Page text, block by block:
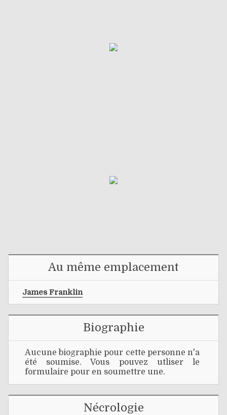
Au même emplacement
James Franklin
Biographie
Aucune biographie pour cette personne n'a
été soumise. Vous pouvez utliser le
formulaire pour en soumettre une.
Nécrologie